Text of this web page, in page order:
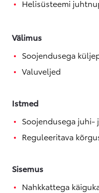
Helisüsteemi
Välimus
Soojendusega
Valuveljed
Istmed
Soojendusega juhi-
Reguleeritava
Sisemus
Nahkkattega